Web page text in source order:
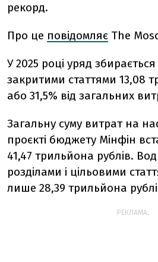
рекорд.
Про це повідомляє The
У 2025 році уряд
закритими статтями 13,08
або 31,5% від загальних
Загальну суму витрат на
проєкті бюджету Мінфін
41,47 трильйона рублів.
розділами і цільовими
лише 28,39 трильйона
РЕКЛАМА: